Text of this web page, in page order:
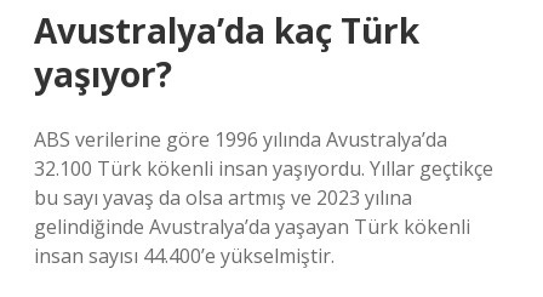
Avustralya’da kaç Türk
yaşıyor?
ABS verilerine göre 1996 yılında Avustralya’da
32.100 Türk kökenli insan yaşıyordu. Yıllar geçtikçe
bu sayı yavaş da olsa artmış ve 2023 yılına
gelindiğinde Avustralya’da yaşayan Türk kökenli
insan sayısı 44.400’e yükselmiştir.